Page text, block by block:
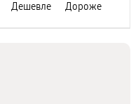
Дешевле Дороже